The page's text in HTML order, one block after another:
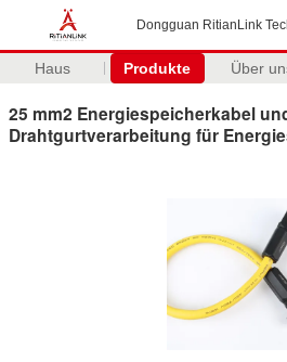
Dongguan RitianLink
Haus Produkte Über
25 mm2 Energiespeicherkabel
Drahtgurtverarbeitung für